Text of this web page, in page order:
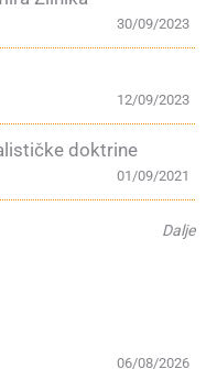
30/09/2023
12/09/2023
doktrine
01/09/2021
Dalje
06/08/2026